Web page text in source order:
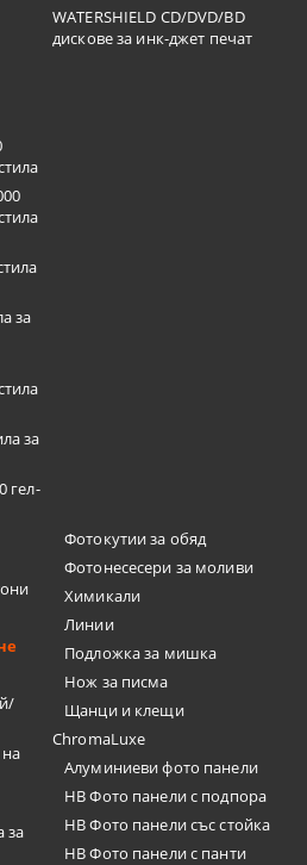
за
за
гел-
WATERSHIELD CD/DVD/BD
дискове за инк-джет печат
за
Фотокутии за обяд
Фотонесесери за моливи
Химикали
Линии
Подложка за мишка
Нож за писма
Щанци и клещи
ChromaLuxe
Алуминиеви фото панели
HB Фото панели с подпора
HB Фото панели със стойка
HB Фото панели с панти